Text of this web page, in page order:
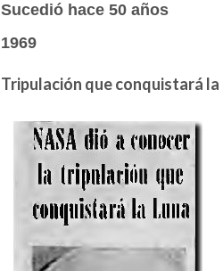
Sucedió hace 50 años
1969
Tripulación que conquistará la